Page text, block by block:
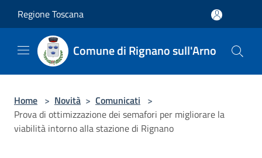
Regione Toscana
Comune di Rignano sull'Arno
Home > Novità > Comunicati >
Prova di ottimizzazione dei semafori per migliorare la
viabilità intorno alla stazione di Rignano